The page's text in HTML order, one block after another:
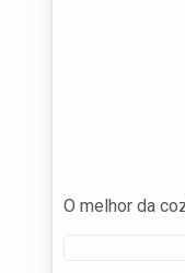
O melhor da